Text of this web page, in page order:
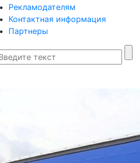
Рекламодателям
Контактная информация
Партнеры